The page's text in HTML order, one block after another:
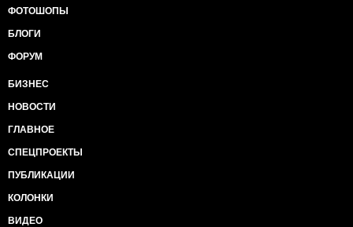
ФОТОШОПЫ
БЛОГИ
ФОРУМ
БИЗНЕС
НОВОСТИ
ГЛАВНОЕ
СПЕЦПРОЕКТЫ
ПУБЛИКАЦИИ
КОЛОНКИ
ВИДЕО